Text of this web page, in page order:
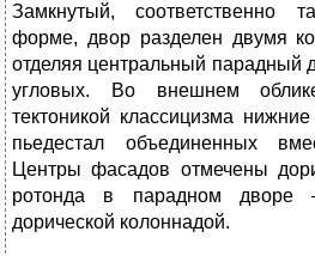
Замкнутый, соответственно
форме, двор разделен двумя
отделяя центральный парадный
угловых. Во внешнем
тектоникой классицизма
пьедестал объединенных
Центры фасадов отмечены
ротонда в парадном дворе
дорической колоннадой.